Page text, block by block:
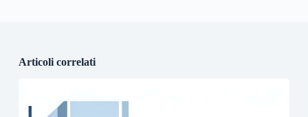
Articoli correlati